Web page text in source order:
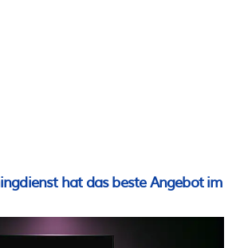
hat das beste Angebot im